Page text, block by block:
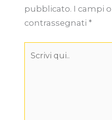
pubblicato. I campi
contrassegnati *